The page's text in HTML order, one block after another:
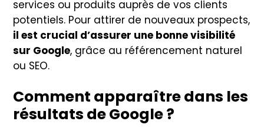
services ou produits auprès de vos clients
potentiels. Pour attirer de nouveaux prospects,
il est crucial d’assurer une bonne visibilité
sur Google, grâce au référencement naturel
ou SEO.
Comment apparaître dans les
résultats de Google ?